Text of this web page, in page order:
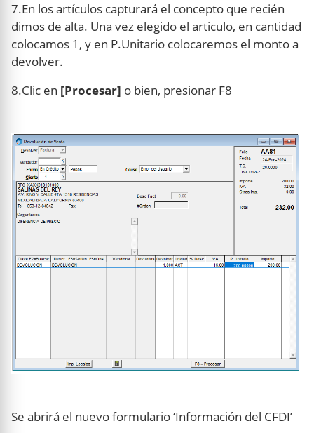
7.En los artículos capturará el concepto que recién
dimos de alta. Una vez elegido el articulo, en cantidad
colocamos 1, y en P.Unitario colocaremos el monto a
devolver.
8.Clic en [Procesar] o bien, presionar F8
Se abrirá el nuevo formulario ‘Información del CFDI’